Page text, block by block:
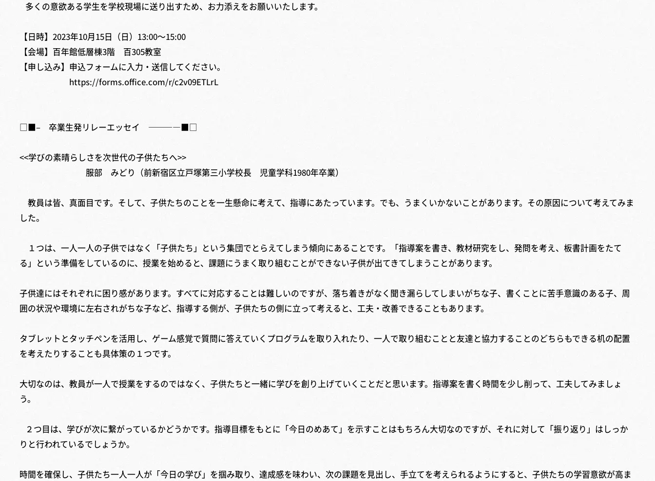
多くの意欲ある学生を学校現場に送り出すため、お力添えをお願いいたします。
【日時】2023年10月15日（日）13:00～15:00
【会場】百年館低層棟3階 百305教室
【申し込み】申込フォームに入力・送信してください。
https://forms.office.com/r/c2v09ETLrL
□■– 卒業生発リレーエッセイ ————■□
<<学びの素晴らしさを次世代の子供たちへ>>
服部 みどり（前新宿区立戸塚第三小学校長 児童学科1980年卒業）
教員は皆、真面目です。そして、子供たちのことを一生懸命に考えて、指導にあたっています。でも、うまくいかないことがあります。その原因について考えてみま
した。
１つは、一人一人の子供ではなく「子供たち」という集団でとらえてしまう傾向にあることです。「指導案を書き、教材研究をし、発問を考え、板書計画をたて
る」という準備をしているのに、授業を始めると、課題にうまく取り組むことができない子供が出てきてしまうことがあります。
子供達にはそれぞれに困り感があります。すべてに対応することは難しいのですが、落ち着きがなく聞き漏らしてしまいがちな子、書くことに苦手意識のある子、周
囲の状況や環境に左右されがちな子など、指導する側が、子供たちの側に立って考えると、工夫・改善できることもあります。
タブレットとタッチペンを活用し、ゲーム感覚で質問に答えていくプログラムを取り入れたり、一人で取り組むことと友達と協力することのどちらもできる机の配置
を考えたりすることも具体策の１つです。
大切なのは、教員が一人で授業をするのではなく、子供たちと一緒に学びを創り上げていくことだと思います。指導案を書く時間を少し削って、工夫してみましょ
う。
２つ目は、学びが次に繋がっているかどうかです。指導目標をもとに「今日のめあて」を示すことはもちろん大切なのですが、それに対して「振り返り」はしっか
りと行われているでしょうか。
時間を確保し、子供たち一人一人が「今日の学び」を掴み取り、達成感を味わい、次の課題を見出し、手立てを考えられるようにすると、子供たちの学習意欲が高ま